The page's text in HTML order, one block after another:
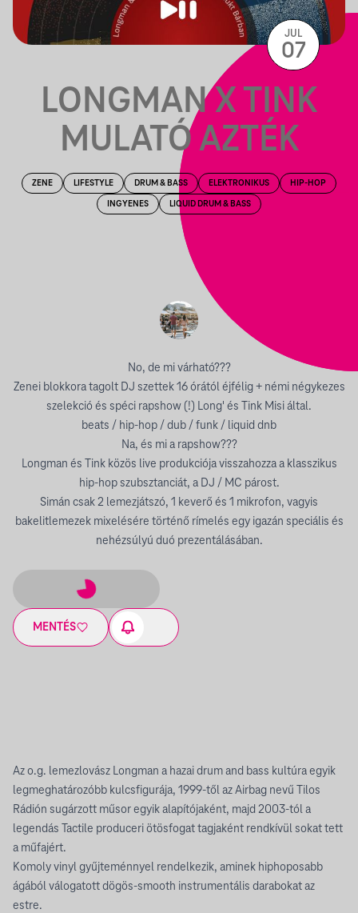
LONGMAN X TINK
MULATÓ AZTÉK
ZENE LIFESTYLE DRUM & BASS ELEKTRONIKUS HIP-HOP
INGYENES LIQUID DRUM & BASS
No, de mi várható???
Zenei blokkora tagolt DJ szettek 16 órától éjfélig + némi négykezes
szelekció és spéci rapshow (!) Long' és Tink Misi által.
beats / hip-hop / dub / funk / liquid dnb
Na, és mi a rapshow???
Longman és Tink közös live produkciója visszahozza a klasszikus
hip-hop szubsztanciát, a DJ / MC párost.
Simán csak 2 lemezjátszó, 1 keverő és 1 mikrofon, vagyis
bakelitlemezek mixelésére történő rímelés egy igazán speciális és
nehézsúlyú duó prezentálásában.
MENTÉS
JUL
07
Az o.g. lemezlovász Longman a hazai drum and bass kultúra egyik
legmeghatározóbb kulcsfigurája, 1999-től az Airbag nevű Tilos
Rádión sugárzott műsor egyik alapítójaként, majd 2003-tól a
legendás Tactile produceri ötösfogat tagjaként rendkívül sokat tett
a műfajért.
Komoly vinyl gyűjteménnyel rendelkezik, aminek hiphoposabb
ágából válogatott dögös-smooth instrumentális darabokat az
estre.